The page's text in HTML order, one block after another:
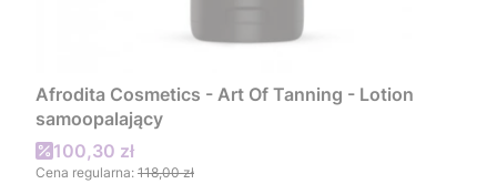
Afrodita Cosmetics - Art Of Tanning - Lotion
samoopalający
Cena promocyjna
100,30 zł
Cena regularna: 118,00 zł